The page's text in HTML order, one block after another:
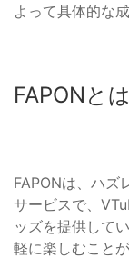
よって具体的な
FAPONと
FAPONは、ハズ
サービスで、
ッズを提供して
軽に楽しむこと